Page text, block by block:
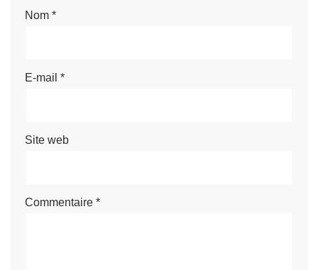
Nom *
E-mail *
Site web
Commentaire *